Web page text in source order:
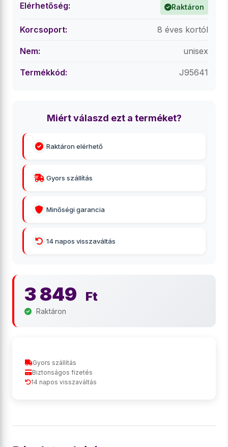
Elérhetőség: Raktáron
Korcsoport: 8 éves kortól
Nem: unisex
Termékkód: J95641
Miért válaszd ezt a terméket?
Raktáron elérhető
Gyors szállítás
Minőségi garancia
14 napos visszaváltás
3 849 Ft
Raktáron
Gyors szállítás
Biztonságos fizetés
14 napos visszaváltás